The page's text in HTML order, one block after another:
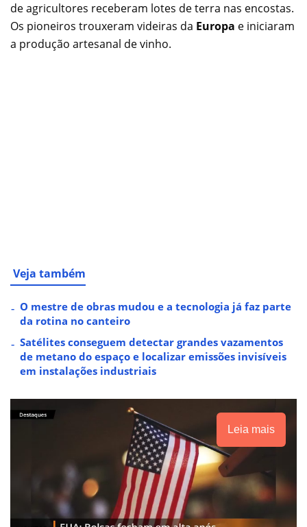
de agricultores receberam lotes de terra nas encostas.
Os pioneiros trouxeram videiras da Europa e iniciaram
a produção artesanal de vinho.
Veja também
O mestre de obras mudou e a tecnologia já faz parte
da rotina no canteiro
Satélites conseguem detectar grandes vazamentos
de metano do espaço e localizar emissões invisíveis
em instalações industriais
Leia mais